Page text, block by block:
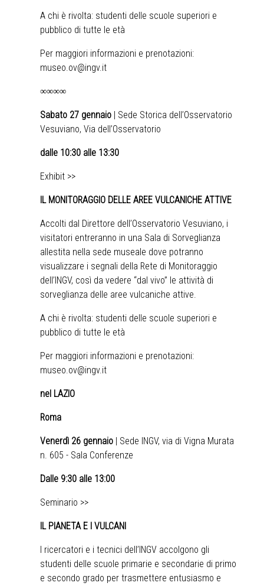
A chi è rivolta: studenti delle scuole superiori e
pubblico di tutte le età
Per maggiori informazioni e prenotazioni:
museo.ov@ingv.it
∞∞∞∞
Sabato 27 gennaio | Sede Storica dell’Osservatorio
Vesuviano, Via dell’Osservatorio
dalle 10:30 alle 13:30
Exhibit >>
IL MONITORAGGIO DELLE AREE VULCANICHE ATTIVE
Accolti dal Direttore dell’Osservatorio Vesuviano, i
visitatori entreranno in una Sala di Sorveglianza
allestita nella sede museale dove potranno
visualizzare i segnali della Rete di Monitoraggio
dell’INGV, così da vedere “dal vivo” le attività di
sorveglianza delle aree vulcaniche attive.
A chi è rivolta: studenti delle scuole superiori e
pubblico di tutte le età
Per maggiori informazioni e prenotazioni:
museo.ov@ingv.it
nel LAZIO
Roma
Venerdì 26 gennaio | Sede INGV, via di Vigna Murata
n. 605 - Sala Conferenze
Dalle 9:30 alle 13:00
Seminario >>
IL PIANETA E I VULCANI
I ricercatori e i tecnici dell’INGV accolgono gli
studenti delle scuole primarie e secondarie di primo
e secondo grado per trasmettere entusiasmo e